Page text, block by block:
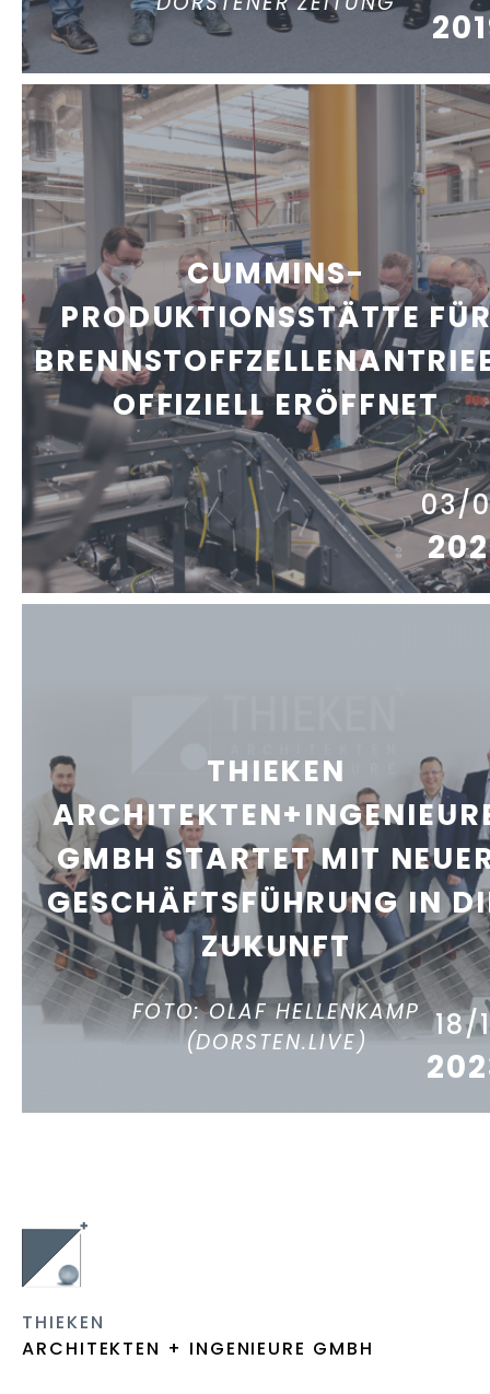
CUMMINS-
PRODUKTIONSSTÄTTE
OFFIZIELL ERÖFFNET
03/
THIEKEN
GMBH STARTET MIT
GESCHÄFTSFÜHRUNG IN
ZUKUNFT
FOTO: OLAF HELLENKAMP
(DORSTEN.LIVE)
18/
THIEKEN
ARCHITEKTEN + INGENIEURE GMBH